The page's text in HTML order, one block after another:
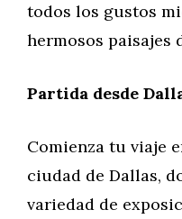
todos los gustos
hermosos paisajes
Partida desde
Comienza tu viaje
ciudad de Dallas,
variedad de